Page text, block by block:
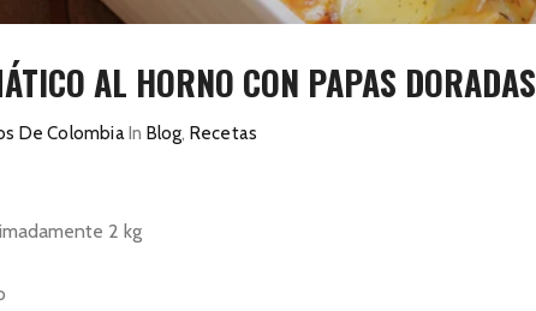
AL HORNO CON PAPAS DORADAS
De ColombiaIn Blog, Recetas
2 kg